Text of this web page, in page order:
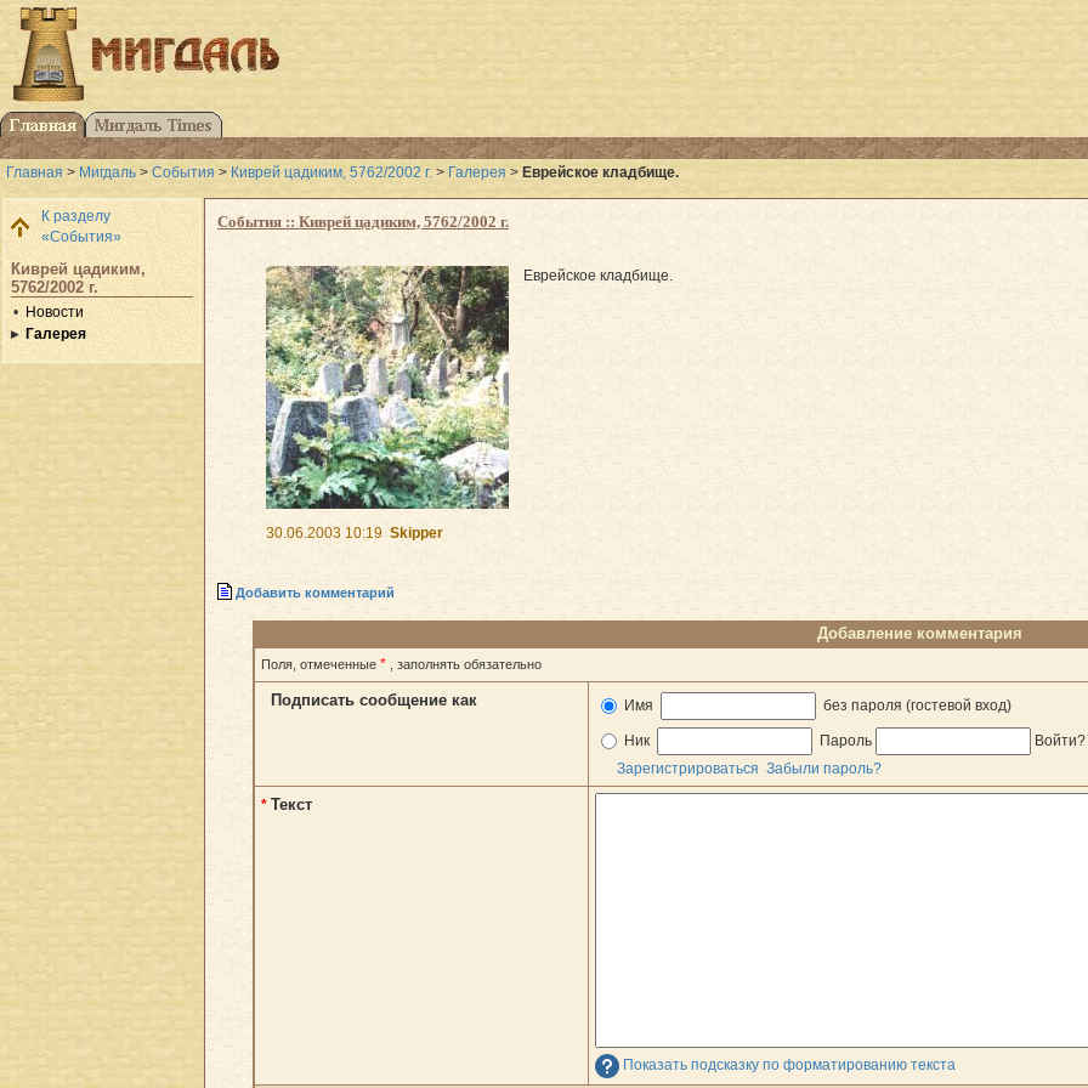
Главная > Мигдаль > События > Киврей цадиким, 5762/2002 г. > Галерея > Еврейское кладбище.
К разделу
«События»
Киврей цадиким,
5762/2002 г.
Новости
Галерея
События :: Киврей цадиким, 5762/2002 г.
Еврейское кладбище.
30.06.2003 10:19 Skipper
Добавить комментарий
Добавление комментария
Поля, отмеченные * , заполнять обязательно
Подписать сообщение как Имя без пароля (гостевой вход)
Ник Пароль
Войти?
Зарегистрироваться Забыли пароль?
* Текст
Показать подсказку по форматированию текста